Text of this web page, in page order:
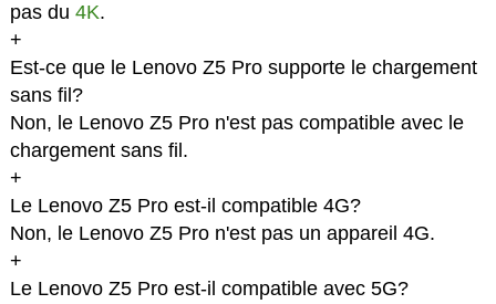
pas du 4K.
+
Est-ce que le Lenovo Z5 Pro supporte le chargement
sans fil?
Non, le Lenovo Z5 Pro n'est pas compatible avec le
chargement sans fil.
+
Le Lenovo Z5 Pro est-il compatible 4G?
Non, le Lenovo Z5 Pro n'est pas un appareil 4G.
+
Le Lenovo Z5 Pro est-il compatible avec 5G?